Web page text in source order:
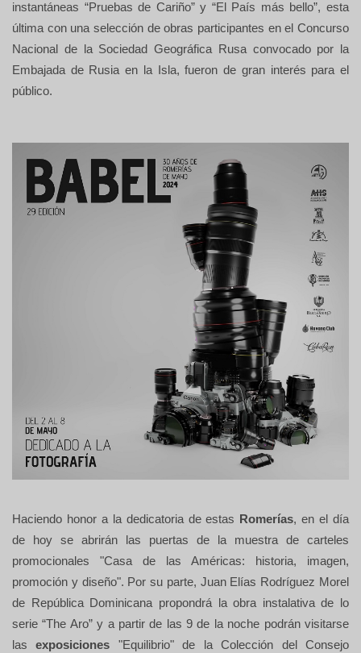
instantáneas “Pruebas de Cariño” y “El País más bello”, esta
última con una selección de obras participantes en el Concurso
Nacional de la Sociedad Geográfica Rusa convocado por la
Embajada de Rusia en la Isla, fueron de gran interés para el
público.
Haciendo honor a la dedicatoria de estas Romerías, en el día
de hoy se abrirán las puertas de la muestra de carteles
promocionales "Casa de las Américas: historia, imagen,
promoción y diseño". Por su parte, Juan Elías Rodríguez Morel
de República Dominicana propondrá la obra instalativa de lo
serie “The Aro” y a partir de las 9 de la noche podrán visitarse
lasexposiciones "Equilibrio" de la Colección del Consejo